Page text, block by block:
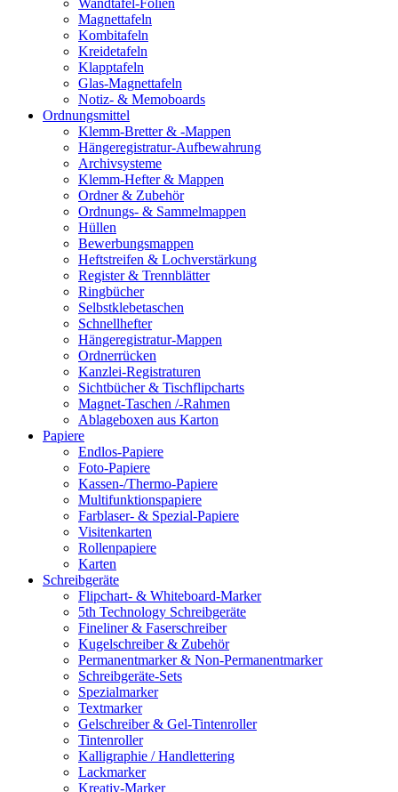
Wandtafel-Folien
Magnettafeln
Kombitafeln
Kreidetafeln
Klapptafeln
Glas-Magnettafeln
Notiz- & Memoboards
Ordnungsmittel
Klemm-Bretter & -Mappen
Hängeregistratur-Aufbewahrung
Archivsysteme
Klemm-Hefter & Mappen
Ordner & Zubehör
Ordnungs- & Sammelmappen
Hüllen
Bewerbungsmappen
Heftstreifen & Lochverstärkung
Register & Trennblätter
Ringbücher
Selbstklebetaschen
Schnellhefter
Hängeregistratur-Mappen
Ordnerrücken
Kanzlei-Registraturen
Sichtbücher & Tischflipcharts
Magnet-Taschen /-Rahmen
Ablageboxen aus Karton
Papiere
Endlos-Papiere
Foto-Papiere
Kassen-/Thermo-Papiere
Multifunktionspapiere
Farblaser- & Spezial-Papiere
Visitenkarten
Rollenpapiere
Karten
Schreibgeräte
Flipchart- & Whiteboard-Marker
5th Technology Schreibgeräte
Fineliner & Faserschreiber
Kugelschreiber & Zubehör
Permanentmarker & Non-Permanentmarker
Schreibgeräte-Sets
Spezialmarker
Textmarker
Gelschreiber & Gel-Tintenroller
Tintenroller
Kalligraphie / Handlettering
Lackmarker
Kreativ-Marker